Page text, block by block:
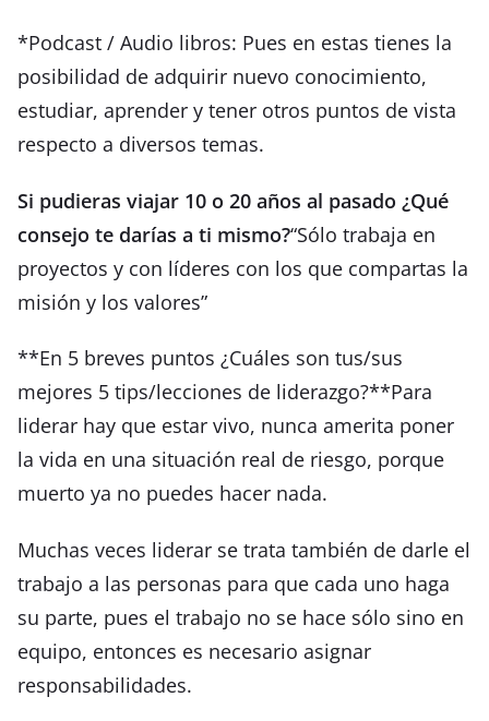
*Podcast / Audio libros: Pues en estas tienes la
posibilidad de adquirir nuevo conocimiento,
estudiar, aprender y tener otros puntos de vista
respecto a diversos temas.
Si pudieras viajar 10 o 20 años al pasado ¿Qué
consejo te darías a ti mismo?“Sólo trabaja en
proyectos y con líderes con los que compartas la
misión y los valores”
**En 5 breves puntos ¿Cuáles son tus/sus
mejores 5 tips/lecciones de liderazgo?**Para
liderar hay que estar vivo, nunca amerita poner
la vida en una situación real de riesgo, porque
muerto ya no puedes hacer nada.
Muchas veces liderar se trata también de darle el
trabajo a las personas para que cada uno haga
su parte, pues el trabajo no se hace sólo sino en
equipo, entonces es necesario asignar
responsabilidades.